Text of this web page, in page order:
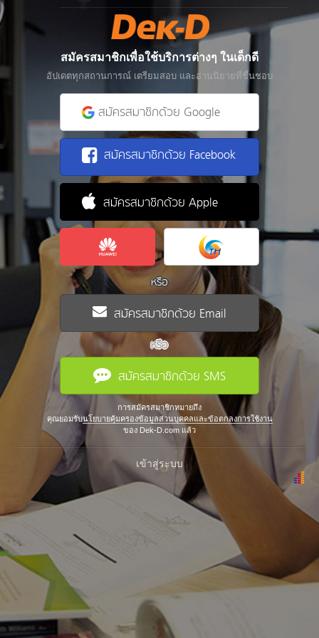
สมัครสมาชิกเพื่อใช้บริการต่างๆ ในเด็กดี
อัปเดตทุกสถานการณ์ เตรียมสอบ และอ่านนิยายที่ชื่นชอบ
สมัครสมาชิกด้วย Google
สมัครสมาชิกด้วย Facebook
สมัครสมาชิกด้วย Apple
หรือ
สมัครสมาชิกด้วย Email
หรือ
สมัครสมาชิกด้วย SMS
การสมัครสมาชิกหมายถึง
คุณยอมรับนโยบายคุ้มครองข้อมูลส่วนบุคคลและข้อตกลงการใช้งาน
ของ Dek-D.com แล้ว
เข้าสู่ระบบ